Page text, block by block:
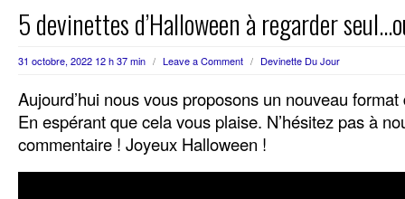
5 devinettes d’Halloween à regarder
31 octobre, 2022 12 h 37 min / Leave a Comment / Devinette Du Jour
Aujourd’hui nous vous proposons un nouveau
En espérant que cela vous plaise. N’hésitez pas à
commentaire ! Joyeux Halloween !